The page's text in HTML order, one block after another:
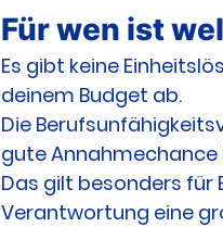
Für wen ist
Es gibt keine
deinem Budget ab.
Die
gute
Das gilt besonders für
Verantwortung eine